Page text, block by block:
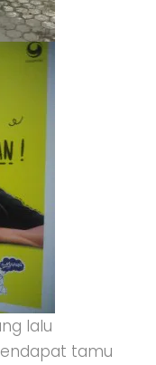
lalu
tamu